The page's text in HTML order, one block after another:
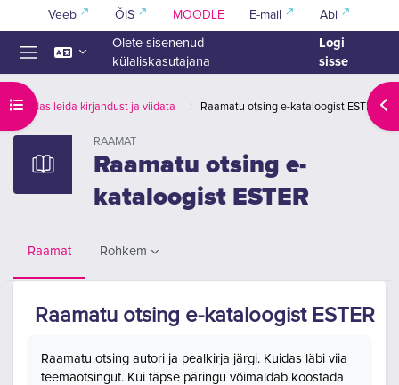
Jäta vahele peasisuni
Veeb ÕIS MOODLE E-mail Abi
Olete sisenenud
külaliskasutajana
Logi
sisse
Ava kursuse sisukord
Kuidas leida kirjandust ja viidata Raamatu otsing e-kataloogist ESTER
RAAMAT
Raamatu otsing e-
kataloogist ESTER
Raamat Rohkem
Raamatu otsing e-kataloogist ESTER
Raamatu otsing autori ja pealkirja järgi. Kuidas läbi viia
teemaotsingut. Kui täpse päringu võimaldab koostada